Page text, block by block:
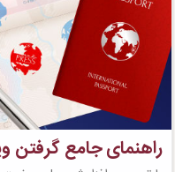
راهنمای جامع گرفتن